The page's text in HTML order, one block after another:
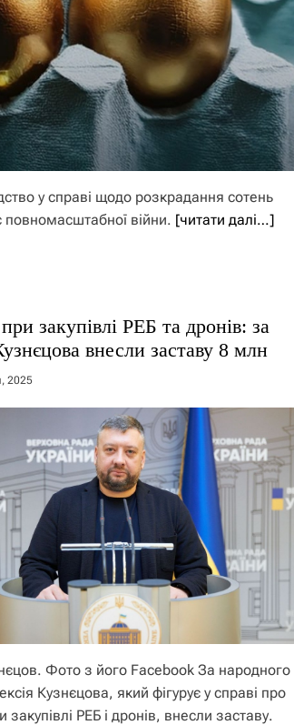
у справі щодо розкрадання сотень
повномасштабної війни. [читати далі…]
закупівлі РЕБ та дронів: за
внесли заставу 8 млн
2025
Фото з його Facebook За народного
Кузнєцова, який фігурує у справі про
закупівлі РЕБ і дронів, внесли заставу.